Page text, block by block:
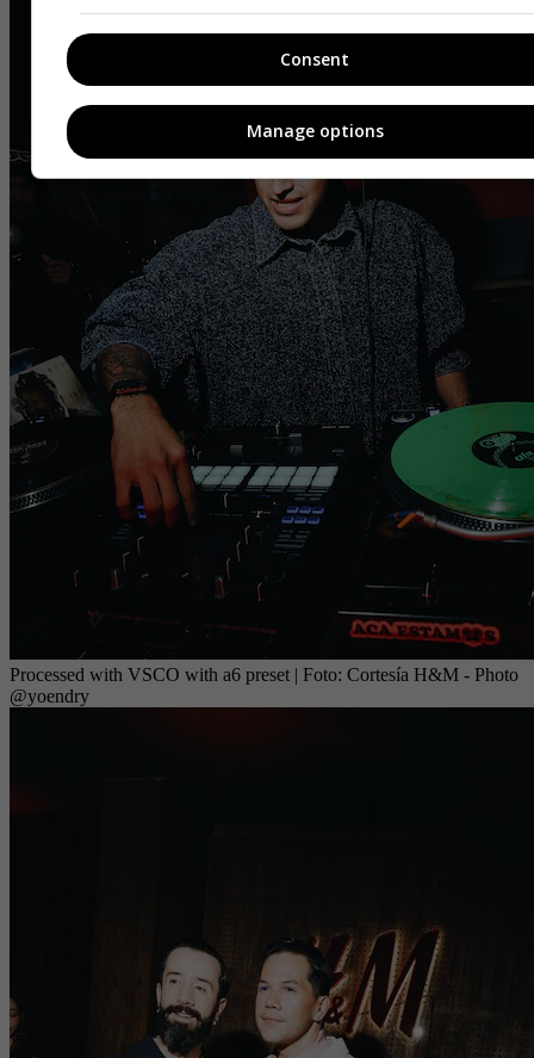
Processed with VSCO with a6 preset | Foto: Cortesía H&M - Photo
@yoendry
Consent
Manage options